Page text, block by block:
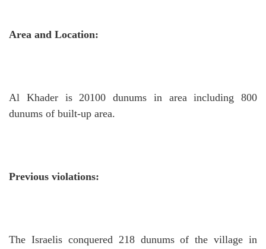
Area and Location:
Al Khader is 20100 dunums in area including 800
dunums of built-up area.
Previous violations:
The Israelis conquered 218 dunums of the village in